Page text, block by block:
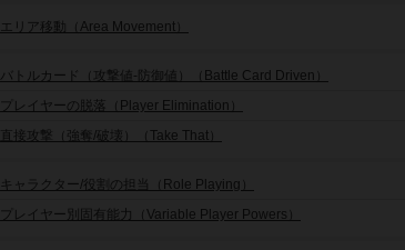
エリア移動（Area Movement）
バトルカード（攻撃値-防御値）（Battle Card Driven）
プレイヤーの脱落（Player Elimination）
直接攻撃（強奪/破壊）（Take That）
キャラクター/役割の担当（Role Playing）
プレイヤー別固有能力（Variable Player Powers）